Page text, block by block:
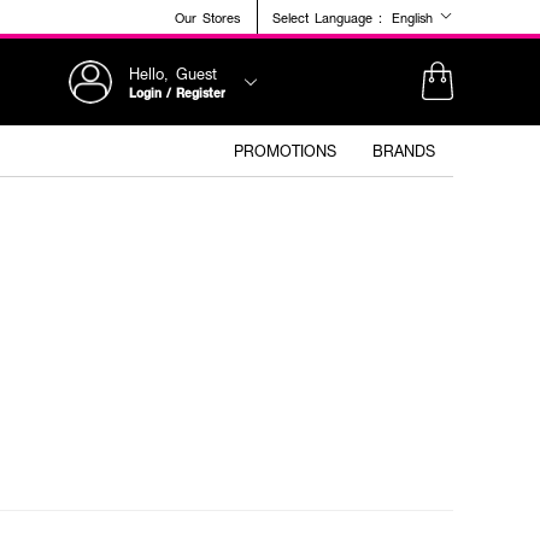
Our Stores Select Language : English
Hello, Guest
Login / Register
PROMOTIONS BRANDS